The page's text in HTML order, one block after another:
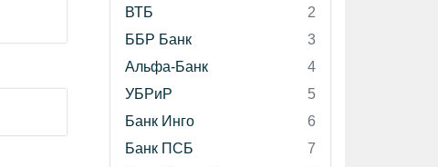
ВТБ
2
ББР Банк
3
Альфа-Банк
4
УБРиР
5
Банк Инго
6
Банк ПСБ
7